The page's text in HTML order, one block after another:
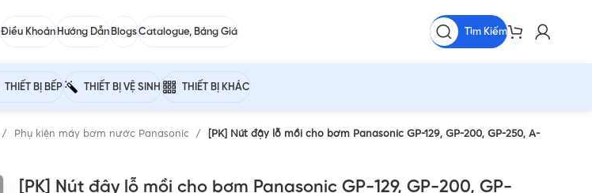
Điều Khoản Hướng Dẫn BlogsCatalogue, Bảng Giá Tìm Kiếm
THIẾT BỊ BẾP THIẾT BỊ VỆ SINH THIẾT BỊ KHÁC
Phụ kiện máy bơm nước Panasonic
[PK] Nút đậy lỗ mồi cho bơm Panasonic GP-129, GP-200, GP-250, A-
[PK] Nút đậy lỗ mồi cho bơm Panasonic GP-129, GP-200, GP-